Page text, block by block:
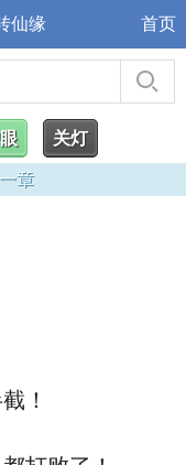
仙缘 首页
关灯
章
！